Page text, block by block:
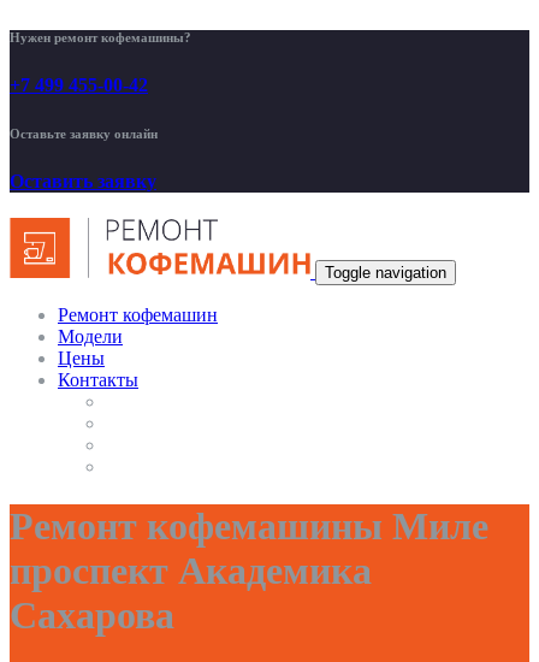
Нужен ремонт кофемашины?
+7 499 455-00-42
Оставьте заявку онлайн
Оставить заявку
Toggle navigation
Ремонт кофемашин
Модели
Цены
Контакты
Ремонт кофемашины Миле
проспект Академика
Сахарова